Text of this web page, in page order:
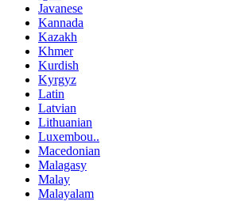
Javanese
Kannada
Kazakh
Khmer
Kurdish
Kyrgyz
Latin
Latvian
Lithuanian
Luxembou..
Macedonian
Malagasy
Malay
Malayalam